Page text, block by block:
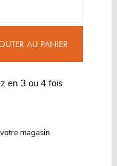
AU PANIER
en 3 ou 4 fois
magasin